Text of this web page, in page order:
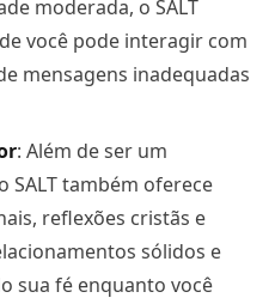
moderada, o SALT
você pode interagir com
mensagens inadequadas
: Além de ser um
SALT também oferece
reflexões cristãs e
sólidos e
sua fé enquanto você